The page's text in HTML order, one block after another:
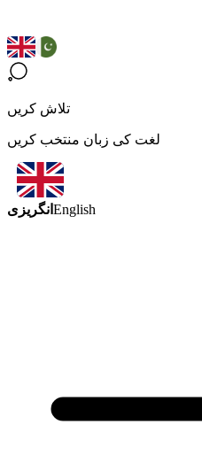
تلاش کریں
لغت کی زبان منتخب کریں
انگریزی English